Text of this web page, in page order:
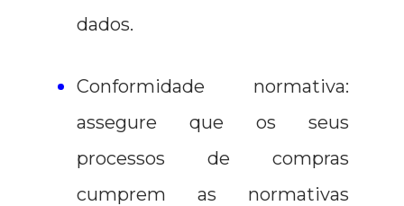
dados.
Conformidade normativa:
assegure que os seus
processos de compras
cumprem as normativas